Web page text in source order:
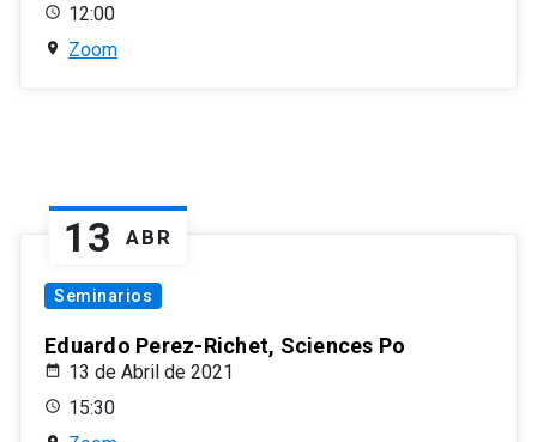
12:00
Zoom
13 ABR
Seminarios
Eduardo Perez-Richet, Sciences Po
13 de Abril de 2021
15:30